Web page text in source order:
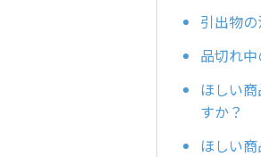
引出物
品切れ
ほしい
すか？
ほしい